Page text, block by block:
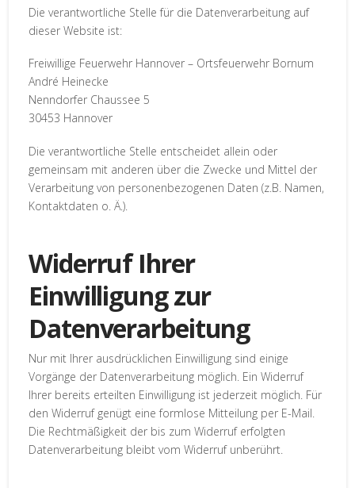
Die verantwortliche Stelle für die Datenverarbeitung auf
dieser Website ist:
Freiwillige Feuerwehr Hannover – Ortsfeuerwehr Bornum
André Heinecke
Nenndorfer Chaussee 5
30453 Hannover
Die verantwortliche Stelle entscheidet allein oder
gemeinsam mit anderen über die Zwecke und Mittel der
Verarbeitung von personenbezogenen Daten (z.B. Namen,
Kontaktdaten o. Ä.).
Widerruf Ihrer
Einwilligung zur
Datenverarbeitung
Nur mit Ihrer ausdrücklichen Einwilligung sind einige
Vorgänge der Datenverarbeitung möglich. Ein Widerruf
Ihrer bereits erteilten Einwilligung ist jederzeit möglich. Für
den Widerruf genügt eine formlose Mitteilung per E-Mail.
Die Rechtmäßigkeit der bis zum Widerruf erfolgten
Datenverarbeitung bleibt vom Widerruf unberührt.